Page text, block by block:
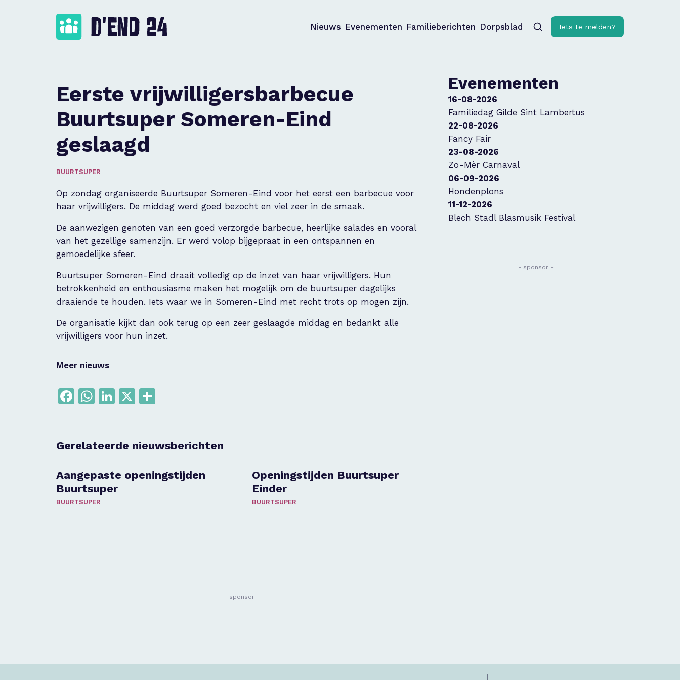
Nieuws Evenementen Familieberichten Dorpsblad Iets te melden?
Eerste vrijwilligersbarbecue
Buurtsuper Someren-Eind
geslaagd
BUURTSUPER
Op zondag organiseerde Buurtsuper Someren-Eind voor het eerst een barbecue voor
haar vrijwilligers. De middag werd goed bezocht en viel zeer in de smaak.
De aanwezigen genoten van een goed verzorgde barbecue, heerlijke salades en vooral
van het gezellige samenzijn. Er werd volop bijgepraat in een ontspannen en
gemoedelijke sfeer.
Buurtsuper Someren-Eind draait volledig op de inzet van haar vrijwilligers. Hun
betrokkenheid en enthousiasme maken het mogelijk om de buurtsuper dagelijks
draaiende te houden. Iets waar we in Someren-Eind met recht trots op mogen zijn.
De organisatie kijkt dan ook terug op een zeer geslaagde middag en bedankt alle
vrijwilligers voor hun inzet.
Meer nieuws
Facebook
WhatsApp
LinkedIn
X
Gerelateerde nieuwsberichten
Aangepaste openingstijden
Buurtsuper
BUURTSUPER
Openingstijden Buurtsuper
Einder
BUURTSUPER
- sponsor -
Evenementen
16-08-2026
Familiedag Gilde Sint Lambertus
22-08-2026
Fancy Fair
23-08-2026
Zo-Mèr Carnaval
06-09-2026
Hondenplons
11-12-2026
Blech Stadl Blasmusik Festival
- sponsor -